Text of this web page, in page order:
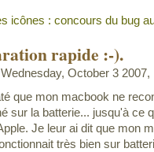
icônes : concours du bug
rapide :-).
October 3
que mon macbook ne
sur la batterie... jusqu'à ce
Je leur ai dit que mon
très bien sur